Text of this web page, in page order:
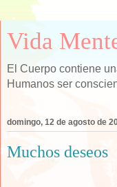
Vida
El Cuerpo contiene
Humanos ser
domingo, 12 de agosto de
Muchos deseos